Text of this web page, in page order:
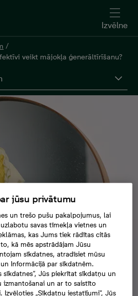
Izvēlne
/
veikt mājokļa ģenerāltīrīšanu?
jūsu privātumu
un trešo pušu pakalpojumus, lai
savas tīmekļa vietnes un
kas Jums tiek rādītas citās
kā mēs apstrādājam Jūsu
sīkdatnes, atradīsiet mūsu
Informācijā par sīkdatnēm.
sīkdatnes”, Jūs piekrītat sīkdatņu un
izmantošanai un ar to saistīto
Izvēloties „Sīkdatņu iestatījumi”, Jūs